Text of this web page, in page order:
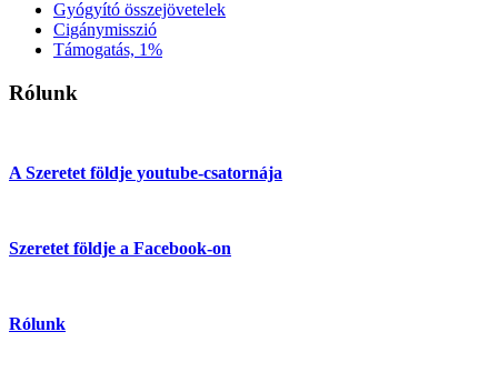
Gyógyító összejövetelek
Cigánymisszió
Támogatás, 1%
Rólunk
A Szeretet földje youtube-csatornája
Szeretet földje a Facebook-on
Rólunk